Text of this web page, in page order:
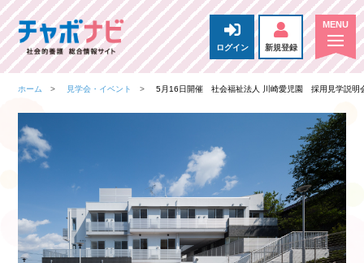
ログイン 新規登録
ホーム 見学会・イベント 5月16日開催 社会福祉法人 川崎愛児園 採用見学説明